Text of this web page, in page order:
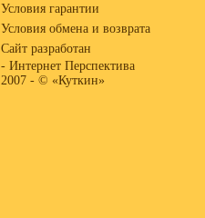
Условия гарантии
Условия обмена и возврата
Сайт разработан
- Интернет Перспектива
2007 - © «Куткин»